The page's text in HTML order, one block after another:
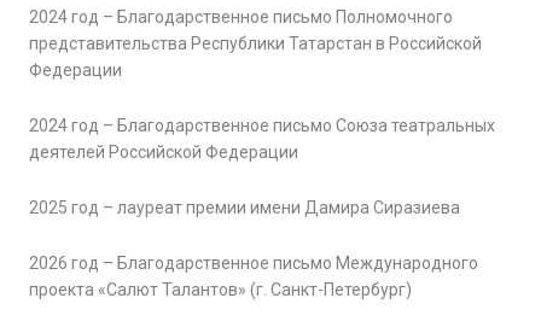
2024 год – Благодарственное письмо Полномочного
представительства Республики Татарстан в Российской
Федерации
2024 год – Благодарственное письмо Союза театральных
деятелей Российской Федерации
2025 год – лауреат премии имени Дамира Сиразиева
2026 год – Благодарственное письмо Международного
проекта «Салют Талантов» (г. Санкт-Петербург)